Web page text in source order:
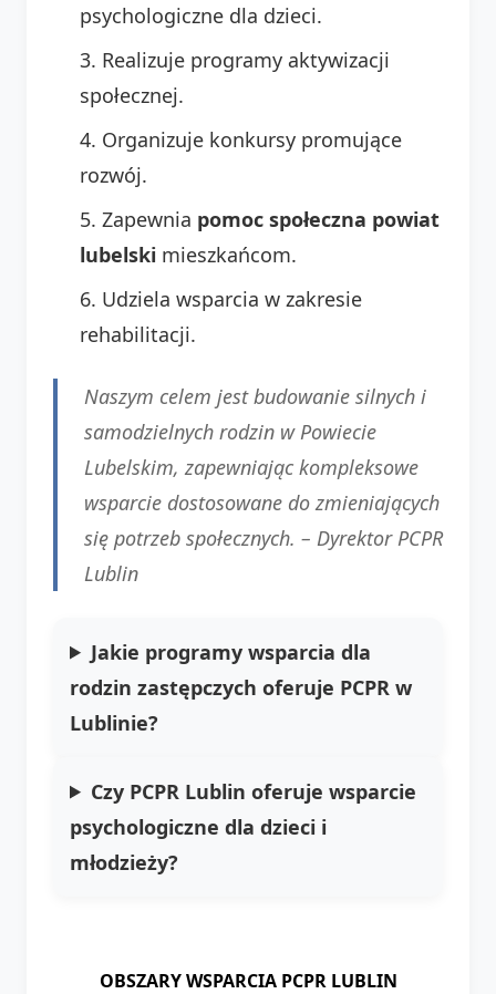
psychologiczne dla dzieci.
Realizuje programy aktywizacji
społecznej.
Organizuje konkursy promujące
rozwój.
Zapewnia pomoc społeczna powiat
lubelski mieszkańcom.
Udziela wsparcia w zakresie
rehabilitacji.
Naszym celem jest budowanie silnych i
samodzielnych rodzin w Powiecie
Lubelskim, zapewniając kompleksowe
wsparcie dostosowane do zmieniających
się potrzeb społecznych. – Dyrektor PCPR
Lublin
Jakie programy wsparcia dla
rodzin zastępczych oferuje PCPR w
Lublinie?
Czy PCPR Lublin oferuje wsparcie
psychologiczne dla dzieci i
młodzieży?
OBSZARY WSPARCIA PCPR LUBLIN